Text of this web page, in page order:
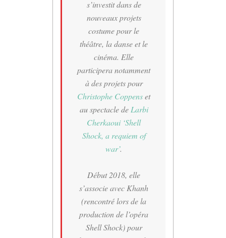
s’investit dans de
nouveaux projets
costume pour le
théâtre, la danse et le
cinéma. Elle
participera notamment
à des projets pour
Christophe Coppenset
au spectacle de Larbi
Cherkaoui ‘Shell
Shock, a requiem of
war’.
Début 2018, elle
s’associe avec Khanh
(rencontré lors de la
production de l’opéra
Shell Shock) pour